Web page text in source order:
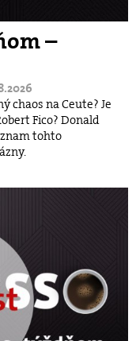
–
chaos na Ceute? Je
Fico? Donald
tohto